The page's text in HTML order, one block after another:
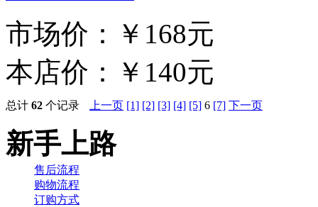
市场价：
￥168元
本店价：
￥140元
总计 62 个记录 上一页 [1] [2] [3] [4] [5] 6 [7] 下一页
新手上路
售后流程
购物流程
订购方式